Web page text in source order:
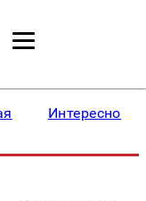
Интересное